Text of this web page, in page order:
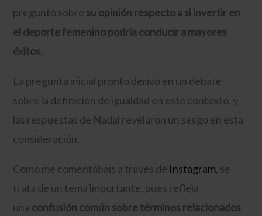
preguntó sobre su opinión respecto a si invertir en
el deporte femenino podría conducir a mayores
éxitos.
La pregunta inicial pronto derivó en un debate
sobre la definición de igualdad en este contexto, y
las respuestas de Nadal revelaron un sesgo en esta
consideración.
Como me comentábais a través de Instagram, se
trata de un tema importante, pues refleja
una confusión común sobre términos relacionados